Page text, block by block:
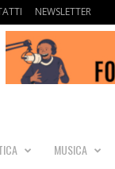
NEWSLETTER
MUSICA